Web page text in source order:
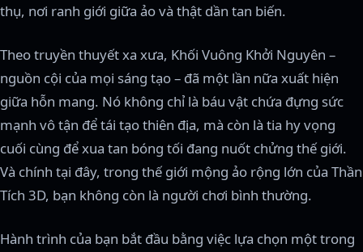
thụ, nơi ranh giới giữa ảo và thật dần tan biến.
Theo truyền thuyết xa xưa, Khối Vuông Khởi Nguyên –
nguồn cội của mọi sáng tạo – đã một lần nữa xuất hiện
giữa hỗn mang. Nó không chỉ là báu vật chứa đựng sức
mạnh vô tận để tái tạo thiên địa, mà còn là tia hy vọng
cuối cùng để xua tan bóng tối đang nuốt chửng thế giới.
Và chính tại đây, trong thế giới mộng ảo rộng lớn của Thần
Tích 3D, bạn không còn là người chơi bình thường.
Hành trình của bạn bắt đầu bằng việc lựa chọn một trong